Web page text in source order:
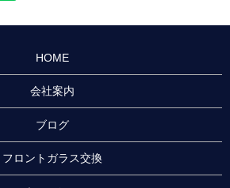
HOME
会社案内
ブログ
フロントガラス交換